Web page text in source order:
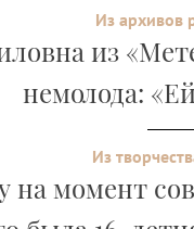
Из архивов
из
немолода:
Из
на момент